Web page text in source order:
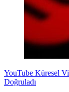
YouTube Küresel
Doğruladı